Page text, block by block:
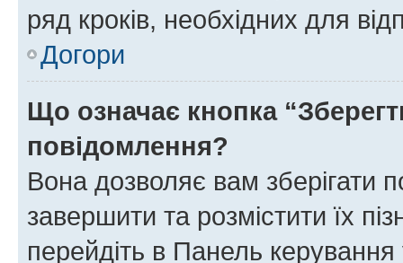
ряд кроків, необхідних для
Догори
Що означає кнопка
повідомлення?
Вона дозволяє вам зберігати
завершити та розмістити їх
перейдіть в Панель керування